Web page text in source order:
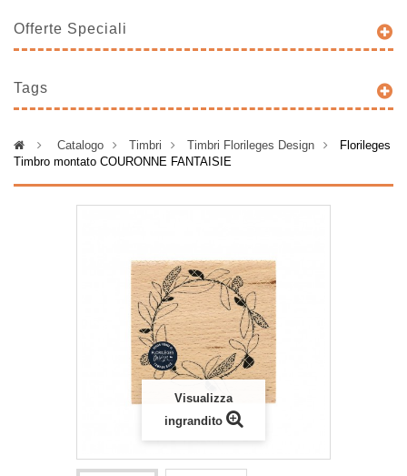
Offerte Speciali
Tags
> Catalogo > Timbri > Timbri Florileges Design >
Florileges
Timbro montato COURONNE FANTAISIE
Visualizza
ingrandito